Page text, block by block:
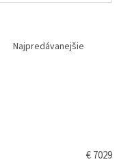
Najpredávanejšie
€7029